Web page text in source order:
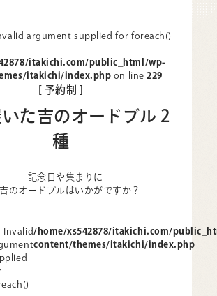
argument supplied for foreach()
itakichi.com/public_html/wp-
itakichi/index.php on line229
[ 予約制 ]
た吉のオードブル 2
種
記念日や集まりに
のオードブルはいかがですか？
/home/xs542878/itakichi.com/
content/themes/itakichi/index.php